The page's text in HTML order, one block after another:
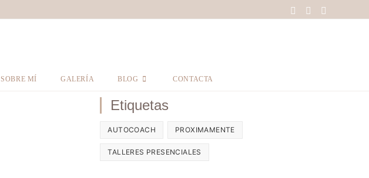
SOBRE MÍ GALERÍA BLOG CONTACTA
Etiquetas
AUTOCOACH PROXIMAMENTE
TALLERES PRESENCIALES